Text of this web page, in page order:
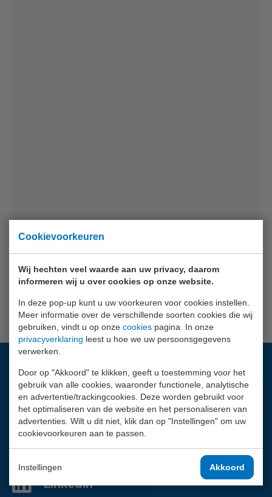
Cookievoorkeuren
Wij hechten veel waarde aan uw privacy, daarom
informeren wij u over cookies op onze website.
In deze pop-up kunt u uw voorkeuren voor cookies instellen.
Meer informatie over de verschillende soorten cookies die wij
gebruiken, vindt u op onze cookies pagina. In onze
privacyverklaring leest u hoe we uw persoonsgegevens
verwerken.
Door op "Akkoord" te klikken, geeft u toestemming voor het
gebruik van alle cookies, waaronder functionele, analytische
en advertentie/trackingcookies. Deze worden gebruikt voor
het optimaliseren van de website en het personaliseren van
advertenties. Wilt u dit niet, klik dan op "Instellingen" om uw
cookievoorkeuren aan te passen.
Instellingen Akkoord
Vragen?
Wij helpen je graag.
02 - 757 92 44
Contactpagina
LinkedIn